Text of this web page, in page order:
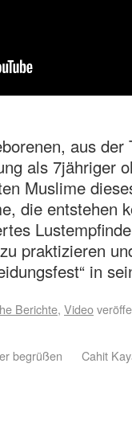
aus
als 7jähriger
Muslime
die entstehen
praktizieren
in
Berichte, Video
begrüßen
Cahit